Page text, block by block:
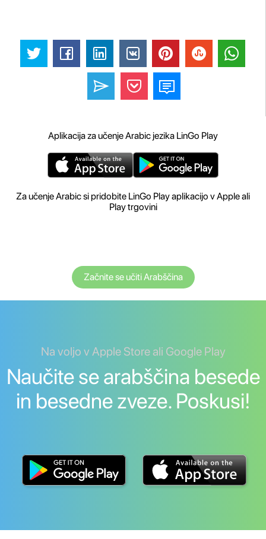
Aplikacija za učenje Arabic jezika LinGo Play
Za učenje Arabic si pridobite LinGo Play aplikacijo v Apple ali
Play trgovini
Začnite se učiti Arabščina
Na voljo v Apple Store ali Google Play
Naučite se arabščina besede
in besedne zveze. Poskusi!